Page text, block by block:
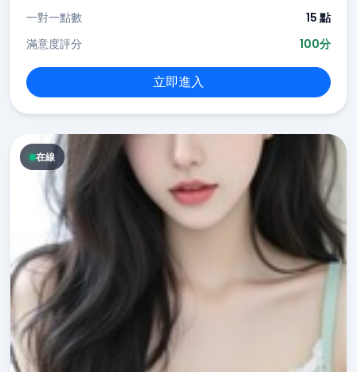
一對一點數
15 點
滿意度評分
100分
立即進入
在線